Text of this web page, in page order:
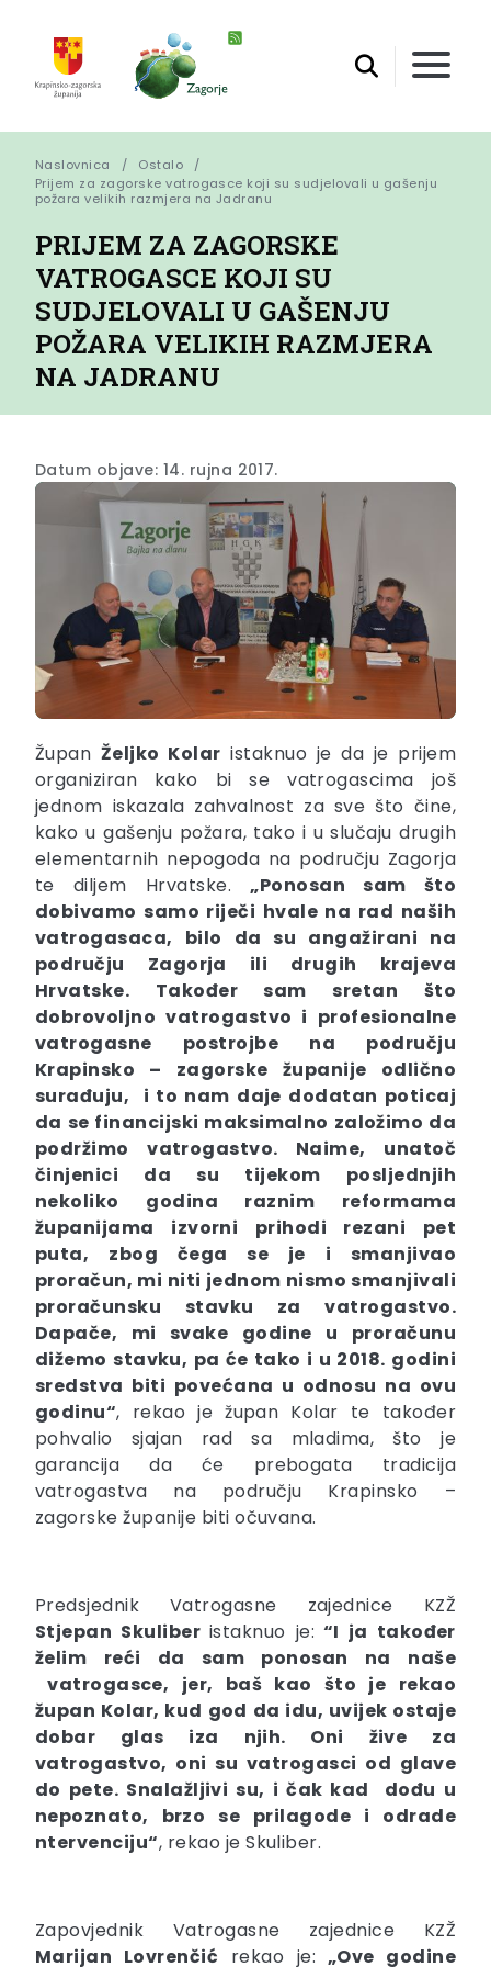
Naslovnica
Ostalo
Prijem za zagorske vatrogasce koji su sudjelovali u gašenju
požara velikih razmjera na Jadranu
PRIJEM ZA ZAGORSKE
VATROGASCE KOJI SU
SUDJELOVALI U GAŠENJU
POŽARA VELIKIH RAZMJERA
NA JADRANU
Datum objave: 14. rujna 2017.
Župan Željko Kolar istaknuo je da je prijem
organiziran kako bi se vatrogascima još
jednom iskazala zahvalnost za sve što čine,
kako u gašenju požara, tako i u slučaju drugih
elementarnih nepogoda na području Zagorja
te diljem Hrvatske.„Ponosan sam što
dobivamo samo riječi hvale na rad naših
vatrogasaca, bilo da su angažirani na
području Zagorja ili drugih krajeva
Hrvatske. Također sam sretan što
dobrovoljno vatrogastvo i profesionalne
vatrogasne postrojbe na području
Krapinsko – zagorske županije odlično
surađuju, i to nam daje dodatan poticaj
da se financijski maksimalno založimo da
podržimo vatrogastvo. Naime, unatoč
činjenici da su tijekom posljednjih
nekoliko godina raznim reformama
županijama izvorni prihodi rezani pet
puta, zbog čega se je i smanjivao
proračun, mi niti jednom nismo smanjivali
proračunsku stavku za vatrogastvo.
Dapače, mi svake godine u proračunu
dižemo stavku, pa će tako i u 2018. godini
sredstva biti povećana u odnosu na ovu
godinu“, rekao je župan Kolar te također
pohvalio sjajan rad sa mladima, što je
garancija da će prebogata tradicija
vatrogastva na području Krapinsko –
zagorske županije biti očuvana.
Predsjednik Vatrogasne zajednice KZŽ
Stjepan Skuliber istaknuo je: “I ja također
želim reći da sam ponosan na naše
vatrogasce, jer, baš kao što je rekao
župan Kolar, kud god da idu, uvijek ostaje
dobar glas iza njih. Oni žive za
vatrogastvo, oni su vatrogasci od glave
do pete. Snalažljivi su, i čak kad dođu u
nepoznato, brzo se prilagode i odrade
ntervenciju“, rekao je Skuliber.
Zapovjednik Vatrogasne zajednice KZŽ
Marijan Lovrenčić rekao je: „Ove godine